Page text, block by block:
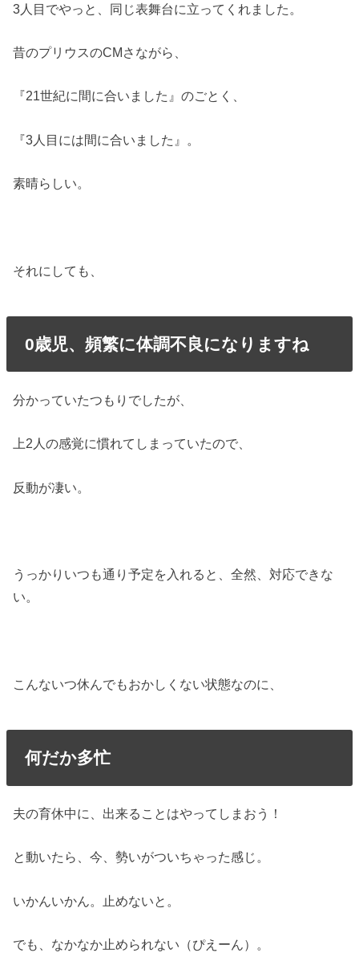
3人目でやっと、同じ表舞台に立ってくれました。
昔のプリウスのCMさながら、
『21世紀に間に合いました』のごとく、
『3人目には間に合いました』。
素晴らしい。
それにしても、
0歳児、頻繁に体調不良になりますね
分かっていたつもりでしたが、
上2人の感覚に慣れてしまっていたので、
反動が凄い。
うっかりいつも通り予定を入れると、全然、対応できな
い。
こんないつ休んでもおかしくない状態なのに、
何だか多忙
夫の育休中に、出来ることはやってしまおう！
と動いたら、今、勢いがついちゃった感じ。
いかんいかん。止めないと。
でも、なかなか止められない（ぴえーん）。